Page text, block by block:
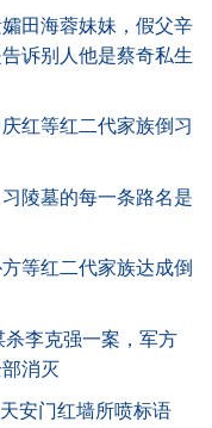
田海蓉妹妹，假父辛
诉别人他是蔡奇私生
红等红二代家族倒习
陵墓的每一条路名是
等红二代家族达成倒
李克强一案，军方
消灭
安门红墙所喷标语